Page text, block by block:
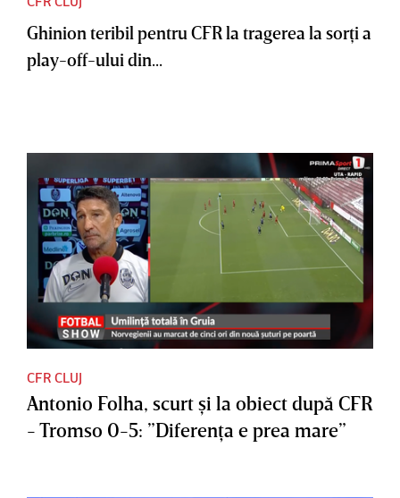
Ghinion teribil pentru CFR la tragerea la sorţi a
play-off-ului din...
CFR CLUJ
Antonio Folha, scurt şi la obiect după CFR
- Tromso 0-5: ”Diferenţa e prea mare”